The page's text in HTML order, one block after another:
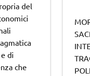
del
di
che